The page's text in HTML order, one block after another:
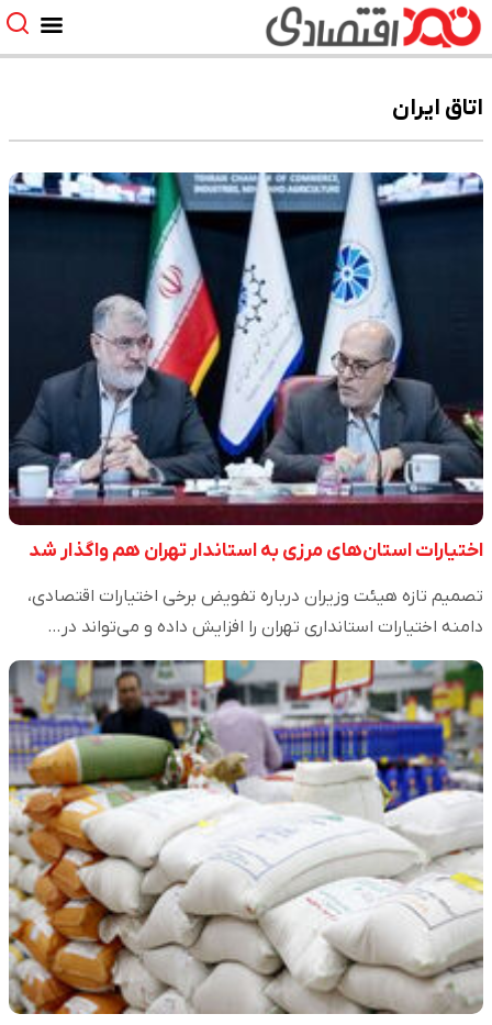
اتاق ایران
اختیارات استان‌های مرزی به استاندار تهران هم واگذار شد
تصمیم تازه هیئت وزیران درباره تفویض برخی اختیارات اقتصادی،
دامنه اختیارات استانداری تهران را افزایش داده و می‌تواند در…